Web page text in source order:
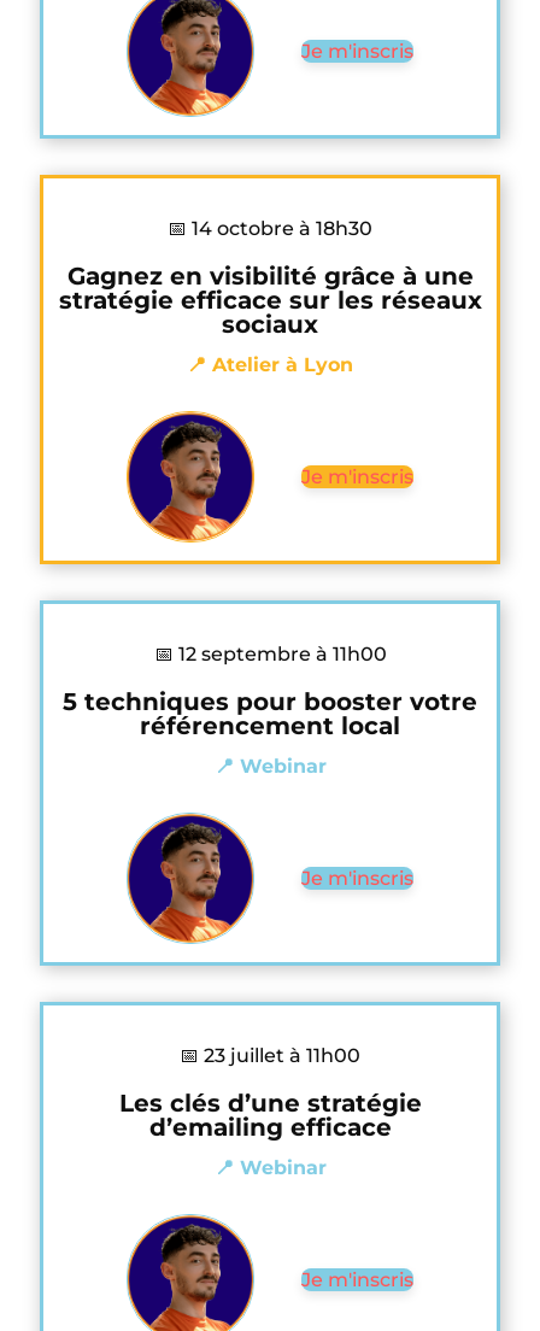
Je m'inscris
📅 14 octobre à 18h30
Gagnez en visibilité grâce à une
stratégie efficace sur les réseaux
sociaux
📍 Atelier à Lyon
Je m'inscris
📅 12 septembre à 11h00
5 techniques pour booster votre
référencement local
📍 Webinar
Je m'inscris
📅 23 juillet à 11h00
Les clés d’une stratégie
d’emailing efficace
📍 Webinar
Je m'inscris